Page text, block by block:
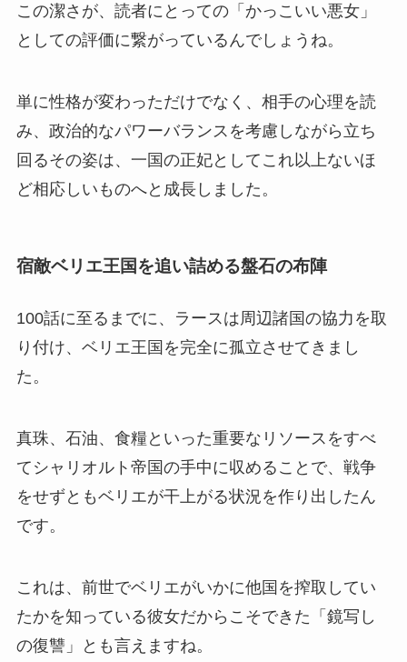
この潔さが、読者にとっての「かっこいい悪女」
としての評価に繋がっているんでしょうね。
単に性格が変わっただけでなく、相手の心理を読
み、政治的なパワーバランスを考慮しながら立ち
回るその姿は、一国の正妃としてこれ以上ないほ
ど相応しいものへと成長しました。
宿敵ベリエ王国を追い詰める盤石の布陣
100話に至るまでに、ラースは周辺諸国の協力を取
り付け、ベリエ王国を完全に孤立させてきまし
た。
真珠、石油、食糧といった重要なリソースをすべ
てシャリオルト帝国の手中に収めることで、戦争
をせずともベリエが干上がる状況を作り出したん
です。
これは、前世でベリエがいかに他国を搾取してい
たかを知っている彼女だからこそできた「鏡写し
の復讐」とも言えますね。